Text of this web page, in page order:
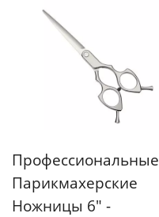
Профессиональные
Парикмахерские
Ножницы 6" -